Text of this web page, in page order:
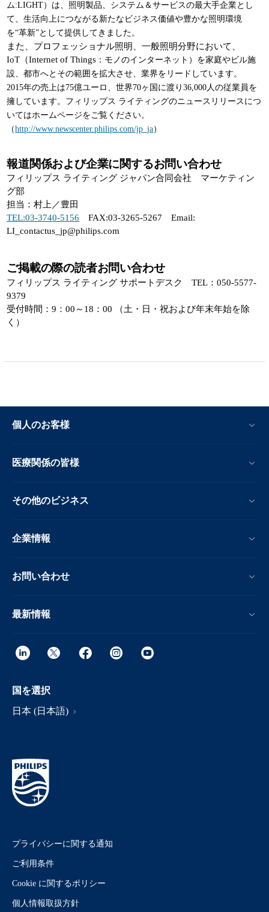
ム:LIGHT）は、照明製品、システム＆サービスの最大手企業とし
て、生活向上につながる新たなビジネス価値や豊かな照明環境
を“革新”として提供してきました。
また、プロフェッショナル照明、一般照明分野において、
IoT（Internet of Things ：モノのインターネット）を家庭やビル施
設、都市へとその範囲を拡大させ、業界をリードしています。
2015年の売上は75億ユーロ、世界70ヶ国に渡り36,000人の従業員を
擁しています。フィリップス ライティングのニュースリリースにつ
いてはホームページをご覧ください。
（http://www.newscenter.philips.com/jp_ja）
報道関係および企業に関するお問い合わせ
フィリップス ライティング ジャパン合同会社 マーケティン
グ部
担当：村上／豊田
TEL:03-3740-5156 FAX:03-3265-5267 Email:
LI_contactus_jp@philips.com
ご掲載の際の読者お問い合わせ
フィリップス ライティング サポートデスク TEL：050-5577-
9379
受付時間：9：00～18：00 （土・日・祝および年末年始を除
く）
個人のお客様
医療関係の皆様
その他のビジネス
企業情報
お問い合わせ
最新情報
国を選択
日本 (日本語)
プライバシーに関する通知
ご利用条件
Cookie に関するポリシー
個人情報取扱方針